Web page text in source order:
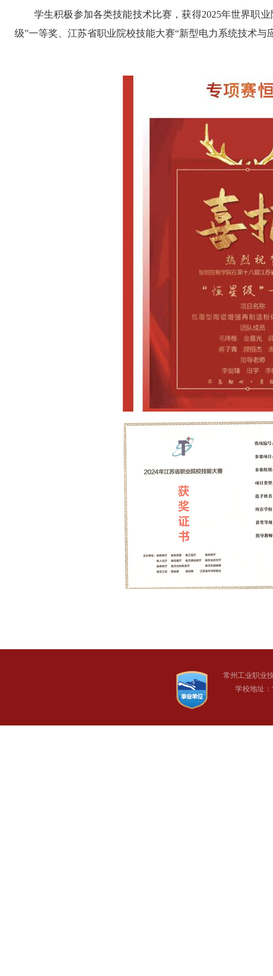
学生积极参加各类技能技术比赛，获得2025年世界职
级”一等奖、江苏省职业院校技能大赛“新型电力系统技术
常州工业职业
学校地址